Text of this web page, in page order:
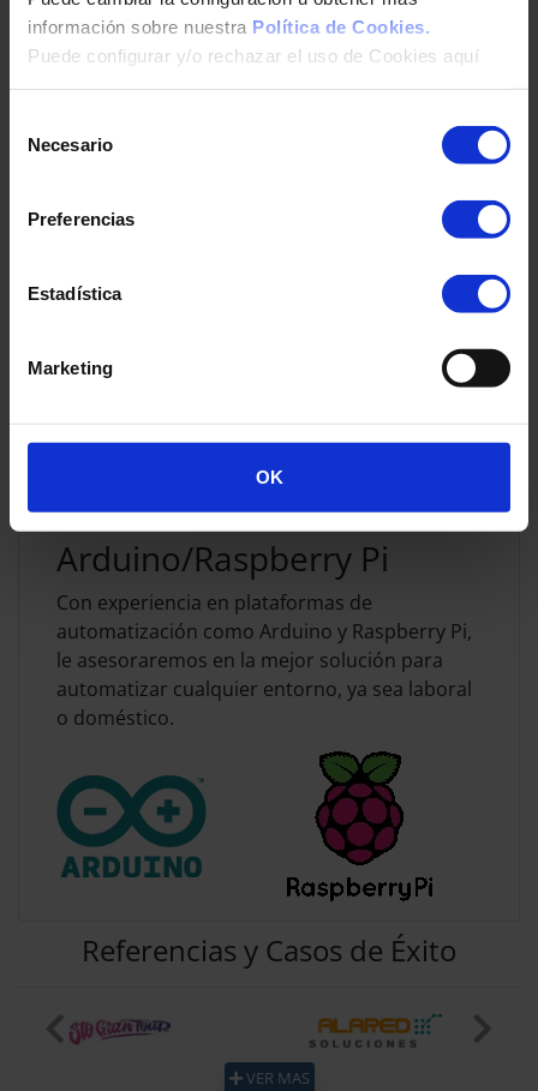
información sobre nuestra Política de Cookies.
Puede configurar y/o rechazar el uso de Cookies aquí
Necesario
Preferencias
Estadística
Marketing
OK
software ideal. Ya se trate de un sistema de
control meteorológico, de instrumentación,
cúpulas, televigilancia distribuida basada en
tratamiento de imágenes astronómicas en
Arduino/Raspberry Pi
Con experiencia en plataformas de
automatización como Arduino y Raspberry Pi,
le asesoraremos en la mejor solución para
automatizar cualquier entorno, ya sea laboral
o doméstico.
Referencias y Casos de Éxito
Previous Next
VER MAS